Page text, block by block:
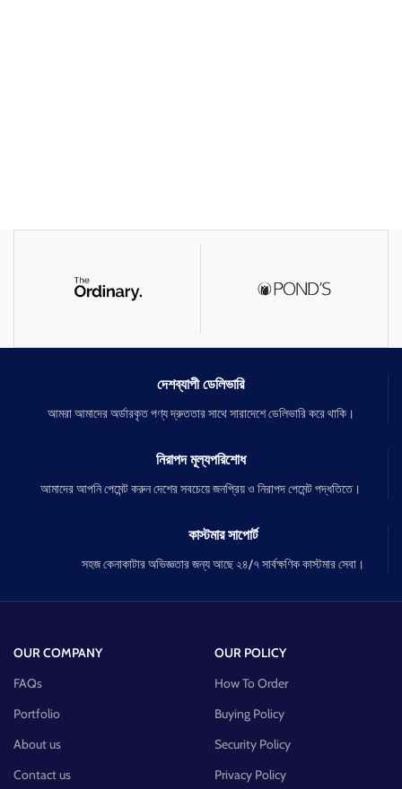
দেশব্যাপী ডেলিভারি
আমরা আমাদের অর্ডারকৃত পণ্য দ্রুততার সাথে সারাদেশে ডেলিভারি করে থাকি।
নিরাপদ মূল্যপরিশোধ
আমাদের আপনি পেমেন্ট করুন দেশের সবচেয়ে জনপ্রিয় ও নিরাপদ পেমেন্ট পদ্ধতিতে।
কাস্টমার সাপোর্ট
সহজ কেনাকাটার অভিজ্ঞতার জন্য আছে ২৪/৭ সার্বক্ষণিক কাস্টমার সেবা।
OUR COMPANY
FAQs
Portfolio
About us
Contact us
OUR POLICY
How To Order
Buying Policy
Security Policy
Privacy Policy